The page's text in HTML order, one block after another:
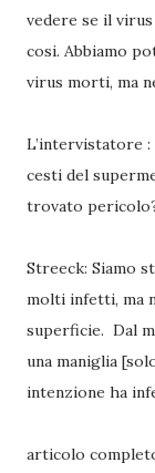
vedere se il
cosi. Abbiamo
virus morti, ma
L’intervistatore
cesti del
trovato
Streeck: Siamo
molti infetti, ma
superficie. Dal
una maniglia
intenzione ha
articolo